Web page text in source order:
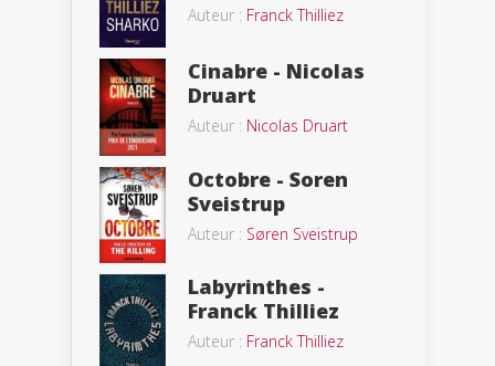
Auteur : Franck Thilliez
Cinabre - Nicolas
Druart
Auteur : Nicolas Druart
Octobre - Soren
Sveistrup
Auteur : Søren Sveistrup
Labyrinthes -
Franck Thilliez
Auteur : Franck Thilliez